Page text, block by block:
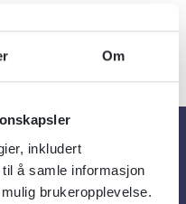
Om
inkludert
å samle informasjon
brukeropplevelse.